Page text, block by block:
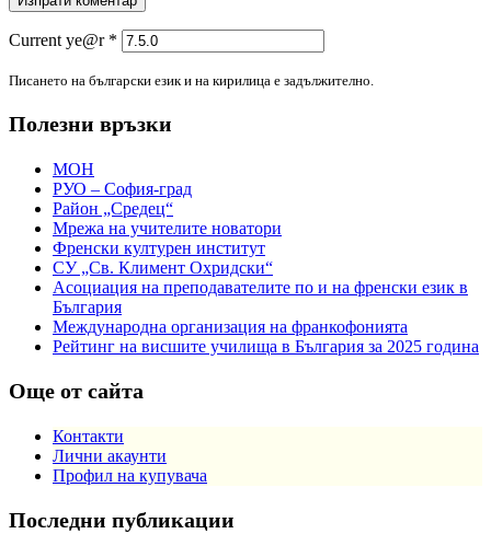
Current ye@r *
Писането на български език и на кирилица е задължително.
Полезни връзки
МОН
РУО – София-град
Район „Средец“
Мрежа на учителите новатори
Френски културен институт
СУ „Св. Климент Охридски“
Асоциация на преподавателите по и на френски език в
България
Международна организация на франкофонията
Рейтинг на висшите училища в България за 2025 година
Още от сайта
Контакти
Лични акаунти
Профил на купувача
Последни публикации